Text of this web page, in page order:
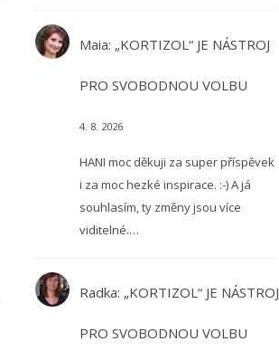
Maia: „KORTIZOL“ JE NÁSTROJ
PRO SVOBODNOU VOLBU
4. 8. 2026
HANI moc děkuji za super příspěvek
i za moc hezké inspirace. :-) A já
souhlasím, ty změny jsou více
viditelné.…
Radka: „KORTIZOL“ JE NÁSTROJ
PRO SVOBODNOU VOLBU